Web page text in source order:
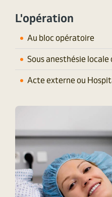
L'opération
Au bloc opératoire
Sous anesthésie locale
Acte externe ou